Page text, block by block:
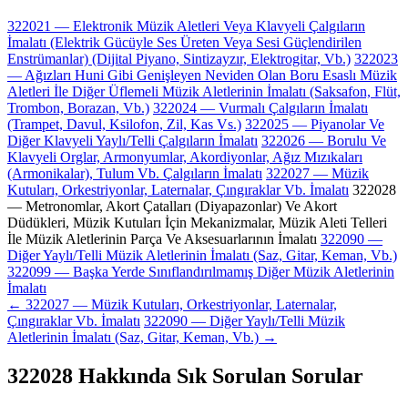
322021 — Elektronik Müzik Aletleri Veya Klavyeli Çalgıların
İmalatı (Elektrik Gücüyle Ses Üreten Veya Sesi Güçlendirilen
Enstrümanlar) (Dijital Piyano, Sintizayzır, Elektrogitar, Vb.) 322023
— Ağızları Huni Gibi Genişleyen Neviden Olan Boru Esaslı Müzik
Aletleri İle Diğer Üflemeli Müzik Aletlerinin İmalatı (Saksafon, Flüt,
Trombon, Borazan, Vb.) 322024 — Vurmalı Çalgıların İmalatı
(Trampet, Davul, Ksilofon, Zil, Kas Vs.) 322025 — Piyanolar Ve
Diğer Klavyeli Yaylı/Telli Çalgıların İmalatı 322026 — Borulu Ve
Klavyeli Orglar, Armonyumlar, Akordiyonlar, Ağız Mızıkaları
(Armonikalar), Tulum Vb. Çalgıların İmalatı 322027 — Müzik
Kutuları, Orkestriyonlar, Laternalar, Çıngıraklar Vb. İmalatı 322028
— Metronomlar, Akort Çatalları (Diyapazonlar) Ve Akort
Düdükleri, Müzik Kutuları İçin Mekanizmalar, Müzik Aleti Telleri
İle Müzik Aletlerinin Parça Ve Aksesuarlarının İmalatı 322090 —
Diğer Yaylı/Telli Müzik Aletlerinin İmalatı (Saz, Gitar, Keman, Vb.)
322099 — Başka Yerde Sınıflandırılmamış Diğer Müzik Aletlerinin
İmalatı
← 322027 — Müzik Kutuları, Orkestriyonlar, Laternalar,
Çıngıraklar Vb. İmalatı 322090 — Diğer Yaylı/Telli Müzik
Aletlerinin İmalatı (Saz, Gitar, Keman, Vb.) →
322028 Hakkında Sık Sorulan Sorular